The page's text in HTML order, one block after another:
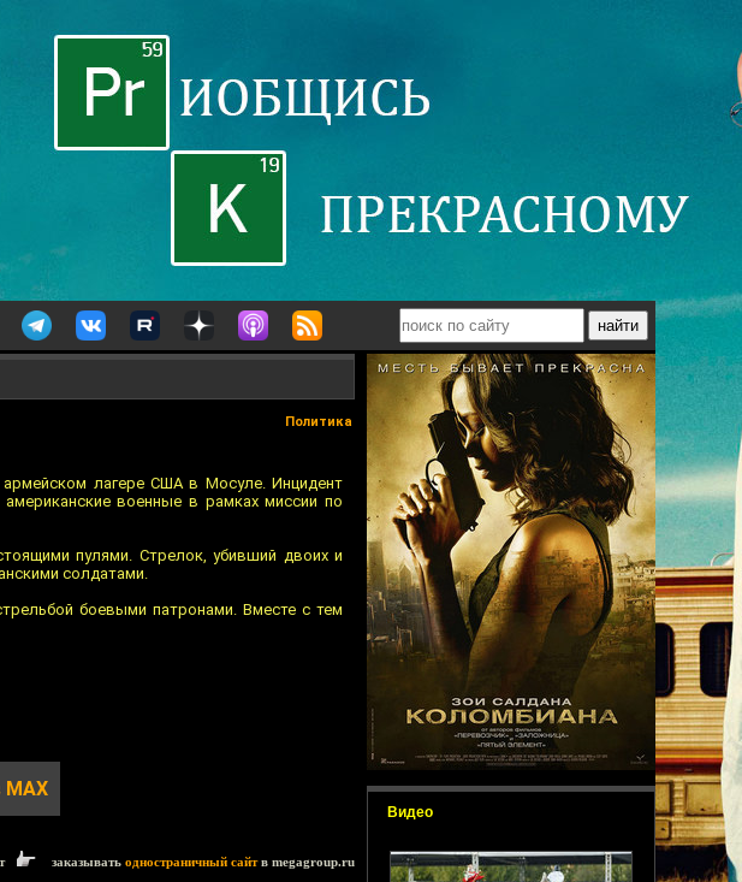
Видео
Политика
лагере США в Мосуле. Инцидент
военные в рамках миссии по
пулями. Стрелок, убивший двоих и
солдатами.
боевыми патронами. Вместе с тем
MAX
заказывать одностраничный сайтв megagroup.ru